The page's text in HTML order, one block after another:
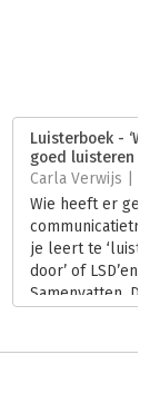
geeft ze
Luisterboek -
goed luisteren
Carla Verwijs | 19
Wie heeft er geen
je leert te
door’ of LSD’en
Samenvatten,